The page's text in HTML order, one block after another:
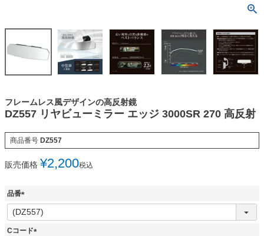
フレームレス風デザインの高反射鏡
DZ557 リヤビューミラー エッジ 3000SR 270 高反射
商品番号 DZ557
販売価格 ¥2,200税込
品番
(
必
須
Cコード